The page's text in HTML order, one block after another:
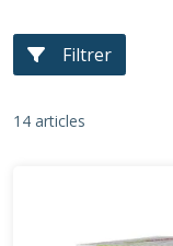
Filtrer
14 articles